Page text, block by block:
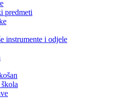
predmeti
instrumente i odjele